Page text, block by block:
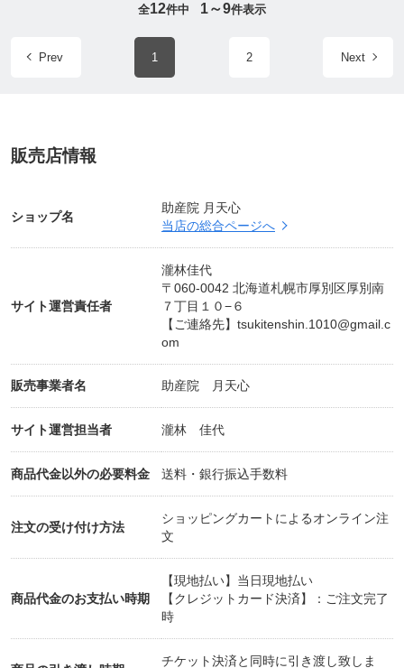
全12件中 1～9件表示
Prev 1 2 Next
販売店情報
ショップ名
助産院 月天心
当店の総合ページへ
サイト運営責任者
瀧林佳代
〒060-0042 北海道札幌市厚別区厚別南
７丁目１０−６
【ご連絡先】 tsukitenshin.1010@gmail.c
om
販売事業者名 助産院 月天心
サイト運営担当者 瀧林 佳代
商品代金以外の必要料金 送料・銀行振込手数料
注文の受け付け方法
ショッピングカートによるオンライン注
文
商品代金のお支払い時期
【現地払い】当日現地払い
【クレジットカード決済】：ご注文完了
時
チケット決済と同時に引き渡し致しま